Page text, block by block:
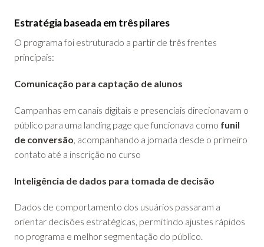
Estratégia baseada em três pilares
O programa foi estruturado a partir de três frentes
principais:
Comunicação para captação de alunos
Campanhas em canais digitais e presenciais direcionavam o
público para uma landing page que funcionava como funil
de conversão , acompanhando a jornada desde o primeiro
contato até a inscrição no curso
Inteligência de dados para tomada de decisão
Dados de comportamento dos usuários passaram a
orientar decisões estratégicas, permitindo ajustes rápidos
no programa e melhor segmentação do público.